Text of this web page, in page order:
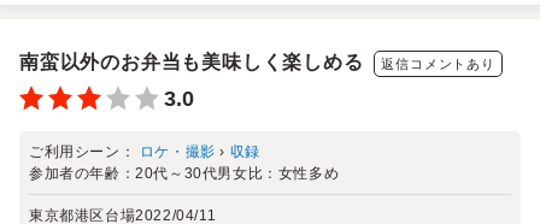
南蛮以外のお弁当も美味しく楽しめる 返信コメントあり
3.0
ご利用シーン： ロケ・撮影 › 収録
参加者の年齢：20代～30代男女比： 女性多め
東京都港区台場2022/04/11